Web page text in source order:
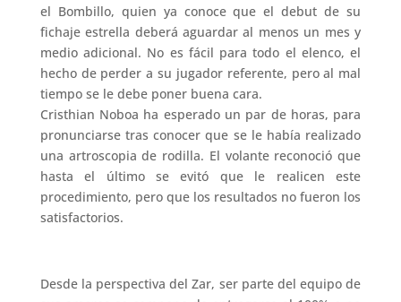
el Bombillo, quien ya conoce que el debut de su
fichaje estrella deberá aguardar al menos un mes y
medio adicional. No es fácil para todo el elenco, el
hecho de perder a su jugador referente, pero al mal
tiempo se le debe poner buena cara.
Cristhian Noboa ha esperado un par de horas, para
pronunciarse tras conocer que se le había realizado
una artroscopia de rodilla. El volante reconoció que
hasta el último se evitó que le realicen este
procedimiento, pero que los resultados no fueron los
satisfactorios.
Desde la perspectiva del Zar, ser parte del equipo de